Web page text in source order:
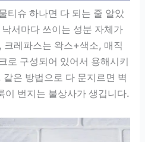
티슈 하나면 다 되는 줄 알았
서마다 쓰이는 성분 자체가
크레파스는 왁스+색소, 매직
로 구성되어 있어서 용해시키
은 방법으로 다 문지르면 벽
이 번지는 불상사가 생깁니다.